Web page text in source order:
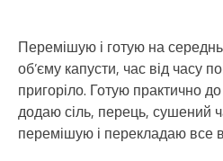
Перемішую і готую на
об’єму капусти, час від часу
пригоріло. Готую практично до
додаю сіль, перець, сушений
перемішую і перекладаю все